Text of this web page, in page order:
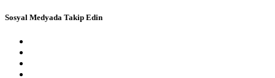
Sosyal Medyada Takip Edin